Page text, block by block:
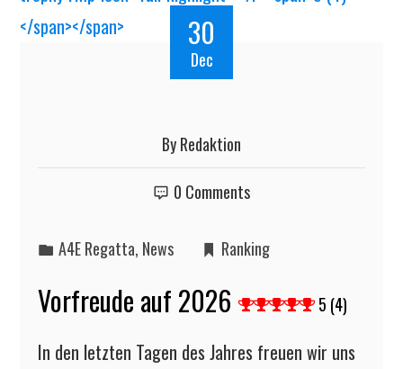
30
Dec
ByRedaktion
0 Comments
A4E Regatta, News Ranking
Vorfreude auf 2026 5 (4)
In den letzten Tagen des Jahres freuen wir uns